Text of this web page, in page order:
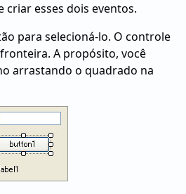
criar esses dois eventos.
para selecioná-lo. O controle
A propósito, você
arrastando o quadrado na